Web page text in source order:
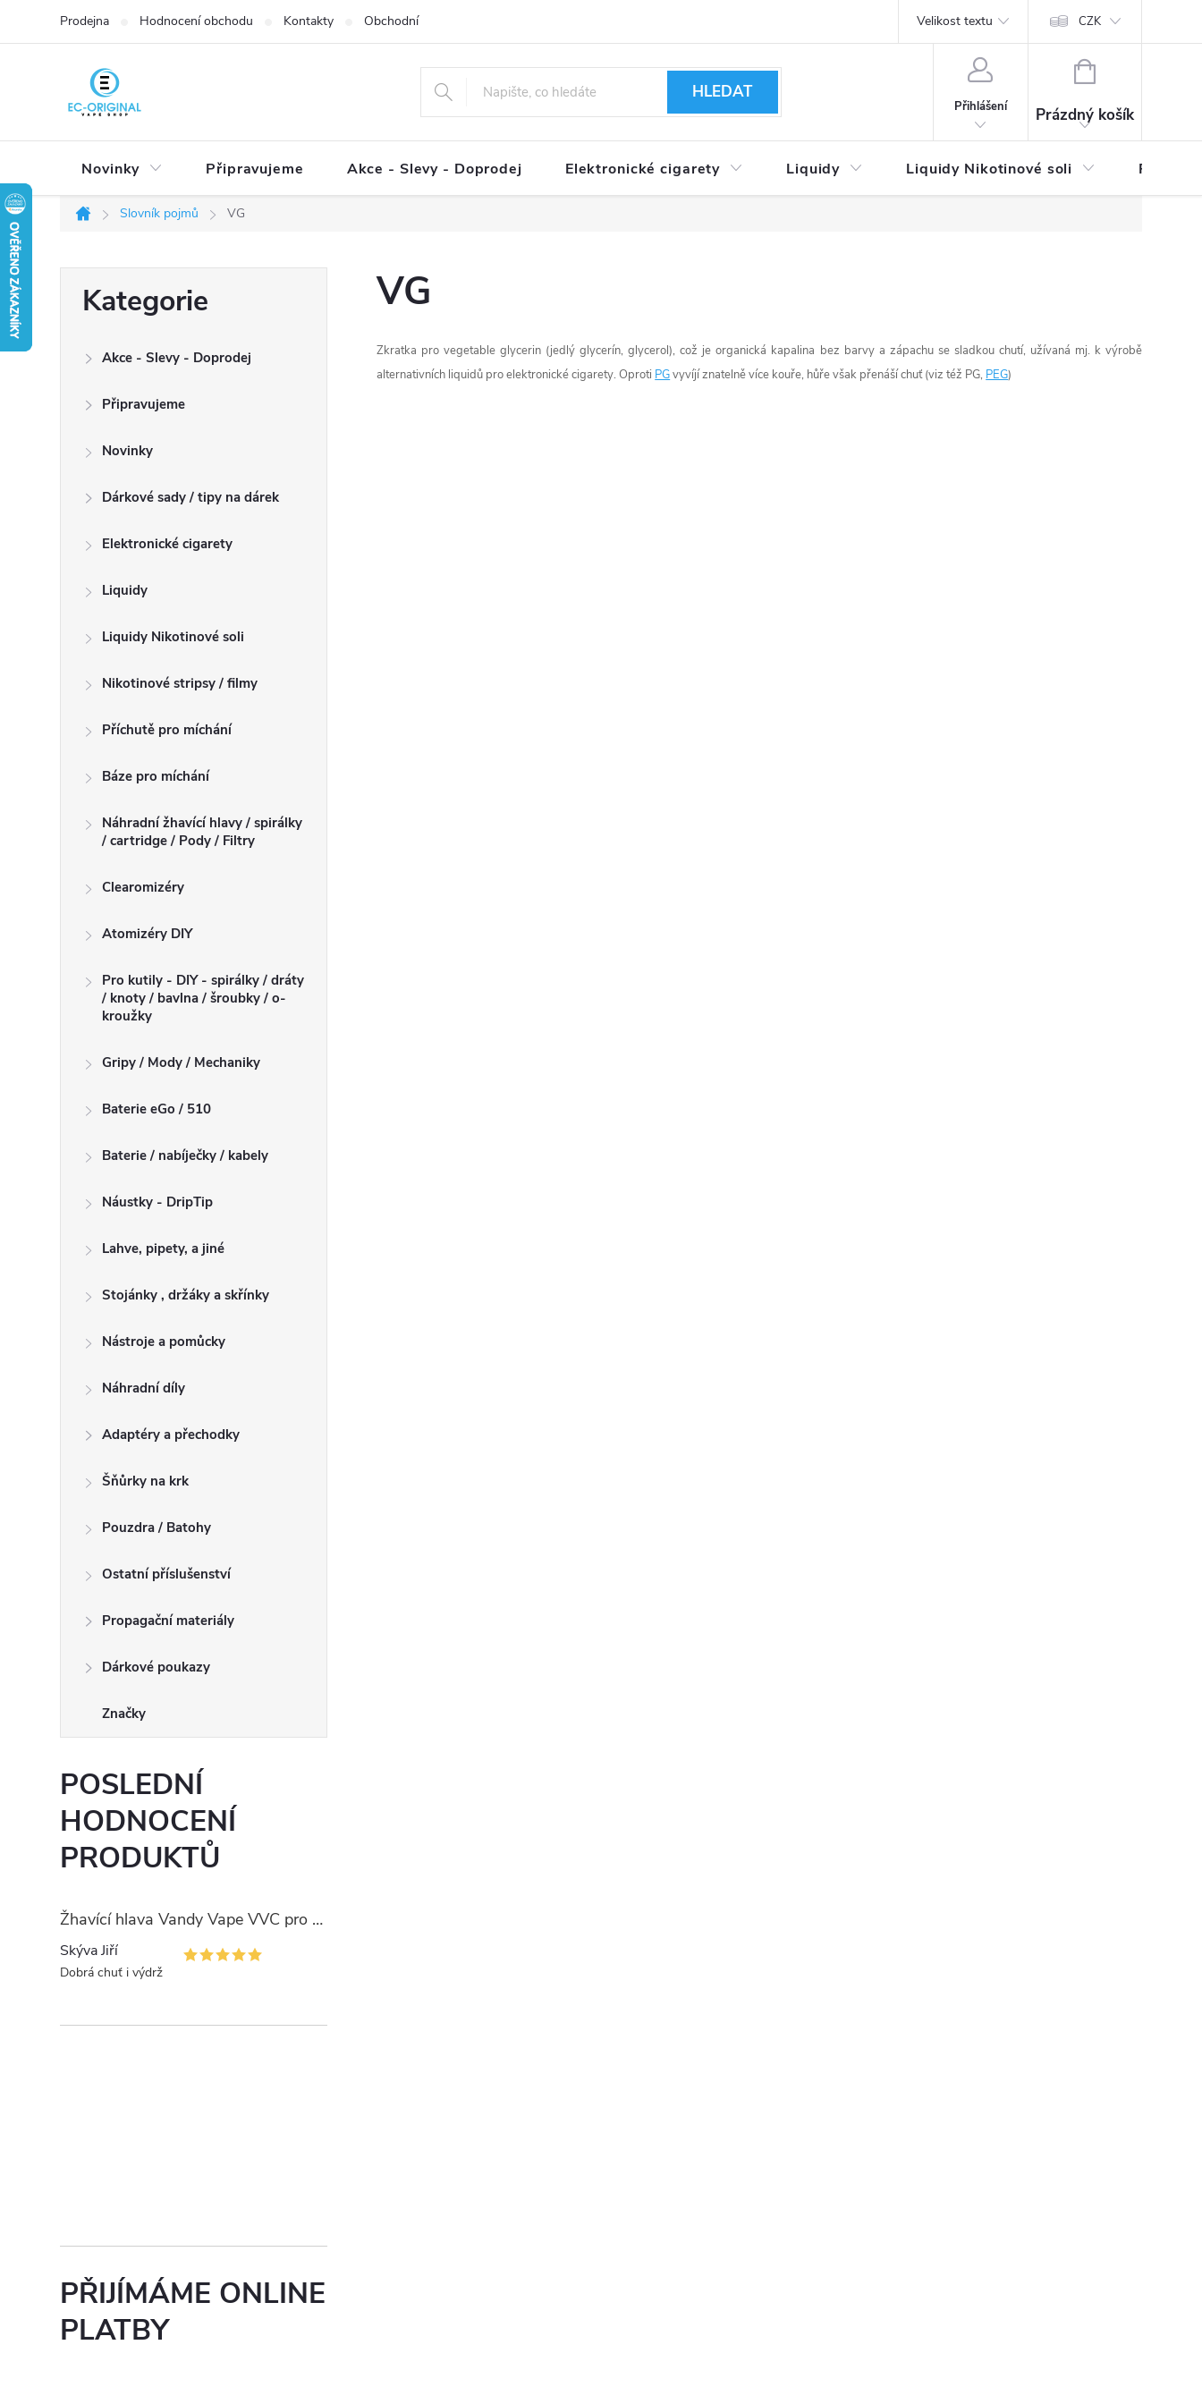
Prodejna Hodnocení obchodu Kontakty Obchodní podmínky Reklamační řád Vrácení zboží a reklamace
Velikost textu CZK
HLEDAT
Přihlášení
NÁKUPNÍ
Prázdný košík
Novinky Připravujeme Akce - Slevy - Doprodej Elektronické cigarety Liquidy Liquidy Nikotinové soli
Domů
Slovník pojmů VG
kategorie
Kategorie
Akce - Slevy - Doprodej
Připravujeme
Novinky
Dárkové sady / tipy na dárek
Elektronické cigarety
Liquidy
Liquidy Nikotinové soli
Nikotinové stripsy / filmy
Příchutě pro míchání
Báze pro míchání
Náhradní žhavící hlavy / spirálky
/ cartridge / Pody / Filtry
Clearomizéry
Atomizéry DIY
Pro kutily - DIY - spirálky / dráty
/ knoty / bavlna / šroubky / o-
kroužky
Gripy / Mody / Mechaniky
Baterie eGo / 510
Baterie / nabíječky / kabely
Náustky - DripTip
Lahve, pipety, a jiné
Stojánky , držáky a skřínky
Nástroje a pomůcky
Náhradní díly
Adaptéry a přechodky
Šňůrky na krk
Pouzdra / Batohy
Ostatní příslušenství
Propagační materiály
Dárkové poukazy
Značky
POSLEDNÍ
HODNOCENÍ
PRODUKTŮ
Žhavící hlava Vandy Vape VVC pro PULSE
Skýva Jiří
Dobrá chuť i výdrž
PŘIJÍMÁME ONLINE
PLATBY
VG
Zkratka pro vegetable glycerin (jedlý glycerín, glycerol), což je organická kapalina bez barvy a zápachu se sladkou chutí, užívaná mj. k výrobě
alternativních liquidů pro elektronické cigarety. Oproti PGvyvíjí znatelně více kouře, hůře však přenáší chuť (viz též PG, PEG)